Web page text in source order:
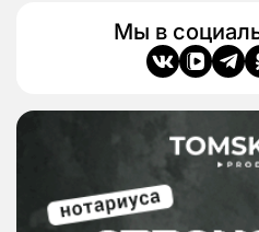
Мы в